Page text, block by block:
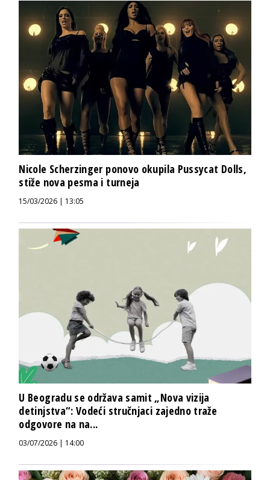
Nicole Scherzinger ponovo okupila Pussycat Dolls,
stiže nova pesma i turneja
15/03/2026 | 13:05
U Beogradu se održava samit „Nova vizija
detinjstva“: Vodeći stručnjaci zajedno traže
odgovore na na...
03/07/2026 | 14:00